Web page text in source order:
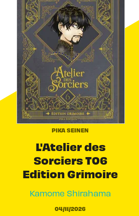
PIKA SEINEN
L'Atelier des
Sorciers T06
Edition Grimoire
Kamome Shirahama
04/11/2026